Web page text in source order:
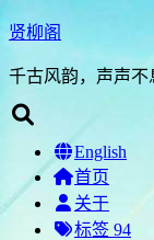
贤柳阁
千古风韵，声声不
English
首页
关于
标签 94